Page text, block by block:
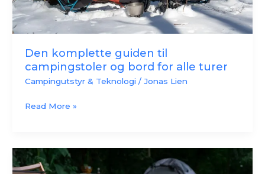
Den komplette guiden til
campingstoler og bord for alle turer
Campingutstyr & Teknologi / Jonas Lien
turer
Read More »
Campingstoler
og